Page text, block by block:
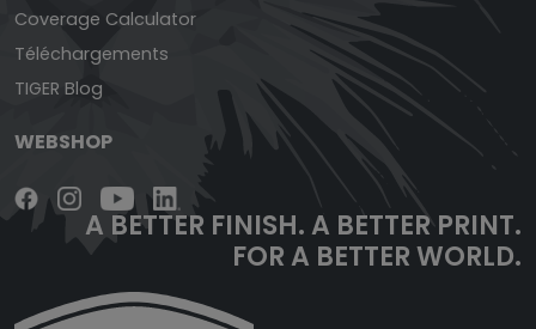
Coverage Calculator
Téléchargements
TIGER Blog
WEBSHOP
A BETTER FINISH.A BETTER PRINT.
FOR A BETTER WORLD.